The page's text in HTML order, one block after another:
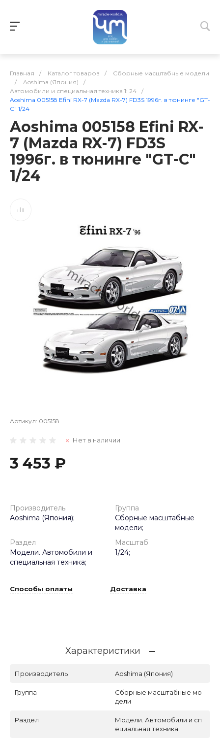
Главная / Каталог товаров /
Сборные масштабные модели
/
Aoshima (Япония)
/
Автомобили и специальная техника 1: 24
/
Aoshima 005158 Efini RX-7 (Mazda RX-7) FD3S 1996г. в тюнинге "GT-
C" 1/24
Aoshima 005158 Efini RX-
7 (Mazda RX-7) FD3S
1996г. в тюнинге "GT-C"
1/24
Артикул: 005158
Нет в наличии
3 453 ₽
Производитель
Aoshima (Япония);
Группа
Сборные масштабные
модели;
Раздел
Модели. Автомобили и
специальная техника;
Масштаб
1/24;
Способы оплаты Доставка
Характеристики
Производитель Aoshima (Япония)
Группа
Сборные масштабные мо
дели
Раздел
Модели. Автомобили и сп
ециальная техника